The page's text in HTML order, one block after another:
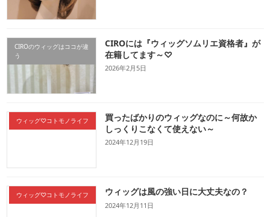
CIROのウィッグはココが違
う
CIROには『ウィッグソムリエ資格者』が
在籍してます～♡
2026年2月5日
ウィッグ♡コトモノライフ
買ったばかりのウィッグなのに～何故か
しっくりこなくて使えない～
2024年12月19日
ウィッグ♡コトモノライフ ウィッグは風の強い日に大丈夫なの？
2024年12月11日